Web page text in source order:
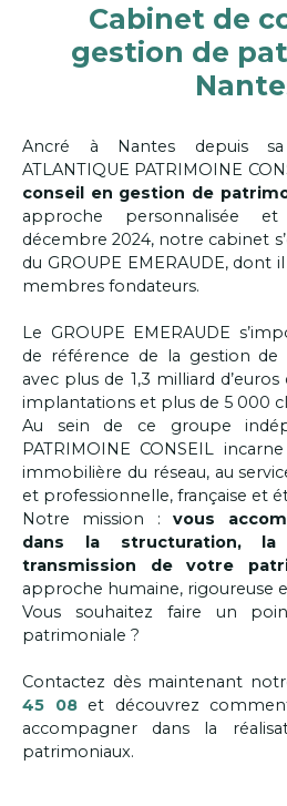
Cabinet de
gestion de
Ancré à Nantes depuis
ATLANTIQUE PATRIMOINE
conseil en gestion de
approche personnalisée
décembre 2024, notre cabinet
du GROUPE EMERAUDE, dont
membres fondateurs.
Le GROUPE EMERAUDE
de référence de la gestion de
avec plus de 1,3 milliard d’euros
implantations et plus de 5 000
Au sein de ce groupe
PATRIMOINE CONSEIL
immobilière du réseau, au
et professionnelle, française et
Notre mission :vous
dans la structuration,
transmission de votre
approche humaine, rigoureuse
Vous souhaitez faire un
patrimoniale ?
Contactez dès maintenant
45 08 et découvrez
accompagner dans la
patrimoniaux.